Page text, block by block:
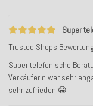
Super
Trusted Shops Bewertung
Super telefonische
Verkäuferin war sehr
sehr zufrieden 😀